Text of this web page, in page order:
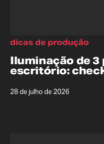
Iluminação de 3
escritório:
28 de julho de 2026
dicas de produção